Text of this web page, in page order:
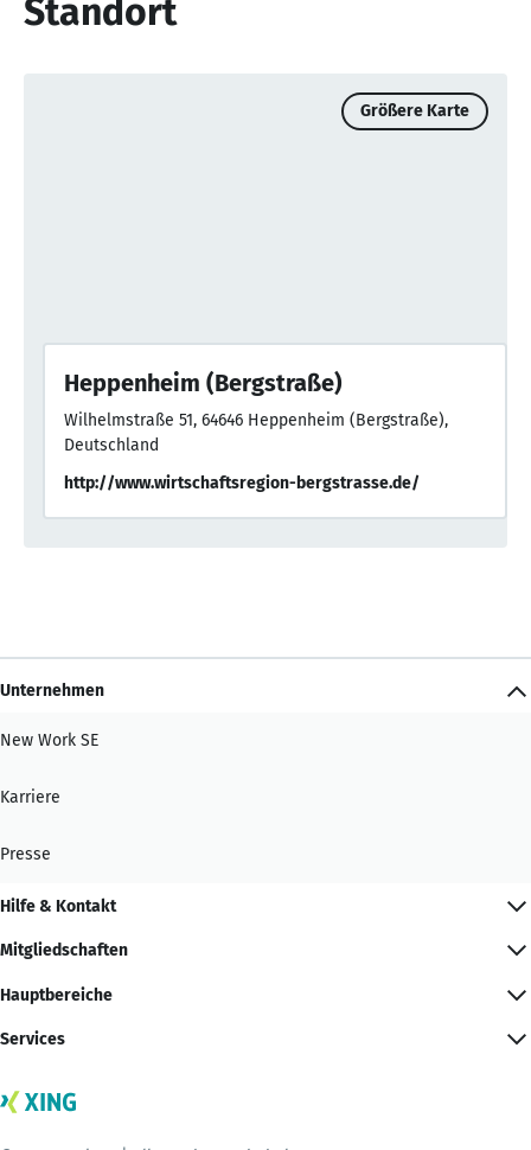
Standort
Größere Karte
Heppenheim (Bergstraße)
Wilhelmstraße 51, 64646 Heppenheim (Bergstraße),
Deutschland
http://www.wirtschaftsregion-bergstrasse.de/
Unternehmen
New Work SE
Karriere
Presse
Hilfe & Kontakt
Mitgliedschaften
Hauptbereiche
Services